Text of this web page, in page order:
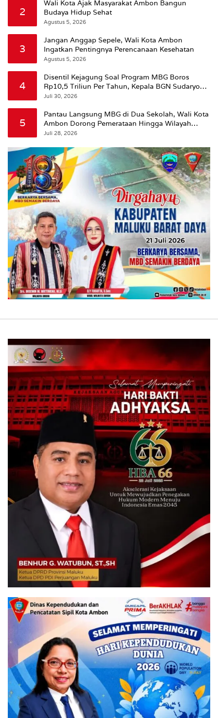
2
Wali Kota Ajak Masyarakat Ambon Bangun
Budaya Hidup Sehat
Agustus 5, 2026
3
Jangan Anggap Sepele, Wali Kota Ambon
Ingatkan Pentingnya Perencanaan Kesehatan
Agustus 5, 2026
4
Disentil Kejagung Soal Program MBG Boros
Rp10,5 Triliun Per Tahun, Kepala BGN Sudaryono
Beri Penjelasan
Juli 30, 2026
5
Pantau Langsung MBG di Dua Sekolah, Wali Kota
Ambon Dorong Pemerataan Hingga Wilayah
Leitimur Selatan
Juli 28, 2026